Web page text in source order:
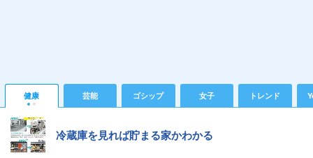
健康 芸能 ゴシップ 女子 トレンド
冷蔵庫を見れば貯まる家かわかる